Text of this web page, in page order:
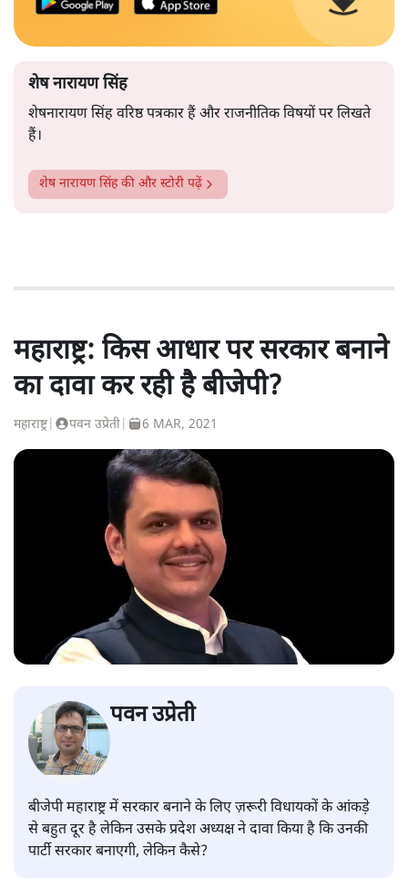
शेष नारायण सिंह
शेषनारायण सिंह वरिष्ठ पत्रकार हैं और राजनीतिक विषयों पर लिखते
हैं।
शेष नारायण सिंहकी और स्टोरी पढ़ें
महाराष्ट्र: किस आधार पर सरकार बनाने
का दावा कर रही है बीजेपी?
महाराष्ट्र| पवन उप्रेती 6 MAR, 2021
पवन उप्रेती
बीजेपी महाराष्ट्र में सरकार बनाने के लिए ज़रूरी विधायकों के आंकड़े
से बहुत दूर है लेकिन उसके प्रदेश अध्यक्ष ने दावा किया है कि उनकी
पार्टी सरकार बनाएगी, लेकिन कैसे?